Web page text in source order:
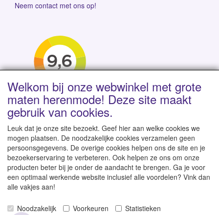
Neem contact met ons op!
Levertijd 1-2 werkdagen | Vanaf € 95 gratis verzending
binnen NL | Direct leverbaar uit eigen voorraad
Welkom bij onze webwinkel met grote
maten herenmode! Deze site maakt
gebruik van cookies.
Leuk dat je onze site bezoekt. Geef hier aan welke cookies we
mogen plaatsen. De noodzakelijke cookies verzamelen geen
persoonsgegevens. De overige cookies helpen ons de site en je
bezoekerservaring te verbeteren. Ook helpen ze ons om onze
producten beter bij je onder de aandacht te brengen. Ga je voor
een optimaal werkende website inclusief alle voordelen? Vink dan
alle vakjes aan!
Noodzakelijk Voorkeuren Statistieken